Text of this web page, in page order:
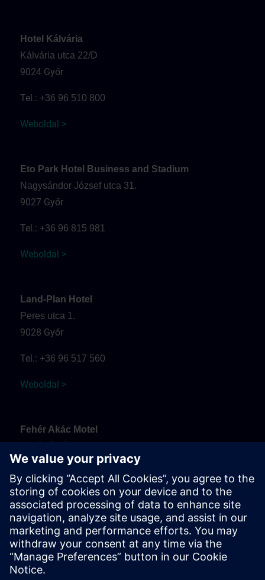
Hotel Kálvária
Kálvária utca 22/D
9024 Győr
Tel.: +36 96 510 800
Weboldal >
Eto Park Hotel Business and Stadium
Nagysándor József utca 31.
9027 Győr
Tel.: +36 96 815 981
Weboldal >
Land-Plan Hotel
Peres utca 1.
9028 Győr
Tel.: +36 96 517 560
Weboldal >
Fehér Akác Motel
9099 Pér
Tel.:+36 30 937 0817
Weboldal >
Arrival and parking